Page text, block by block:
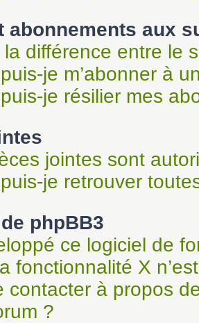
abonnements aux
différence entre le
je m’abonner à
je résilier mes
jointes sont
je retrouver
phpBB3
ce logiciel de
fonctionnalité X
contacter à propos
?